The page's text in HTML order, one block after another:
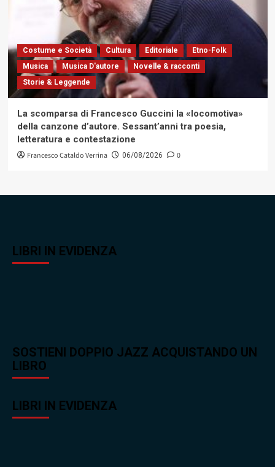
Costume e Società Cultura Editoriale
Etno-Folk
Musica
Musica D'autore
Novelle & racconti
Storie & Leggende
La scomparsa di Francesco Guccini la «locomotiva»
della canzone d’autore. Sessant’anni tra poesia,
letteratura e contestazione
Francesco Cataldo Verrina 06/08/2026 0
LIBRI IN EVIDENZA
SOSTIENI DOPPIO JAZZ ACQUISTANDO UN
LIBRO
LIBRI IN EVIDENZA